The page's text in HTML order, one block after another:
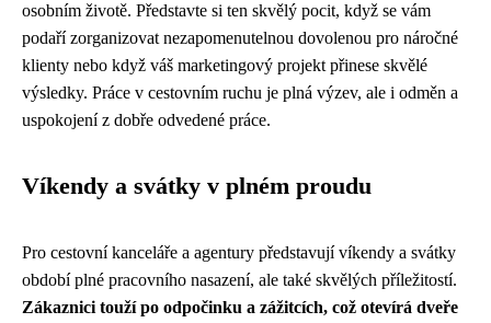
osobním životě. Představte si ten skvělý pocit, když se vám
podaří zorganizovat nezapomenutelnou dovolenou pro náročné
klienty nebo když váš marketingový projekt přinese skvělé
výsledky. Práce v cestovním ruchu je plná výzev, ale i odměn a
uspokojení z dobře odvedené práce.
Víkendy a svátky v plném proudu
Pro cestovní kanceláře a agentury představují víkendy a svátky
období plné pracovního nasazení, ale také skvělých příležitostí.
Zákaznici touží po odpočinku a zážitcích, což otevírá dveře